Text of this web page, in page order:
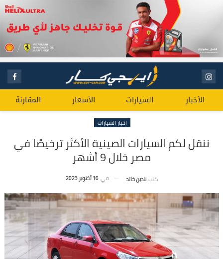
الأخبار السيارات الأسعار المقارنة
اخبار السيارات
ننقل لكم السيارات الصينية الأكثر ترخيصًا في
مصر خلال 9 أشهر
كتب نادين خالد في 16 أكتوبر 2023